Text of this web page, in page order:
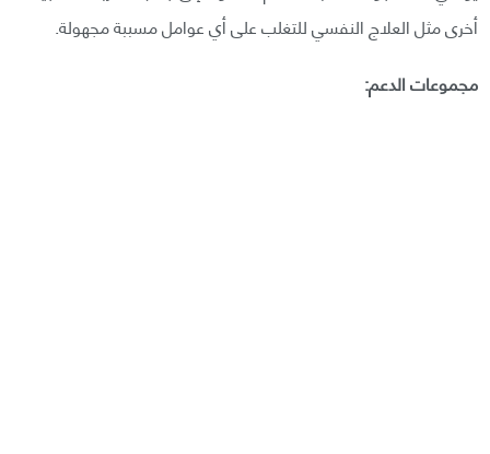
أخرى مثل العلاج النفسي للتغلب على أي عوامل مسببة مجهولة.
مجموعات الدعم: